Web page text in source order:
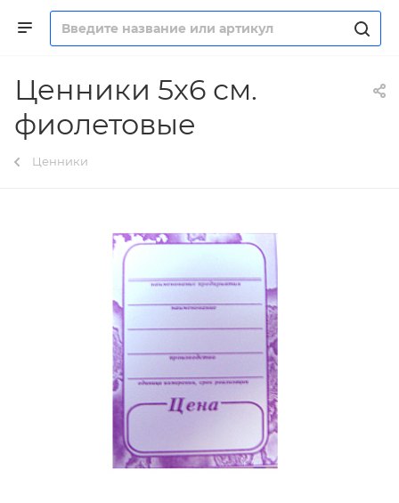
Ценники 5х6 см.
фиолетовые
Ценники